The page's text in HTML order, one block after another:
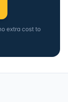
extra cost to